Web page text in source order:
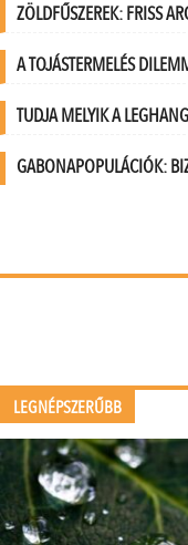
ZÖLDFŰSZEREK: FRISS
A TOJÁSTERMELÉS
TUDJA MELYIK A
GABONAPOPULÁCIÓK:
LEGNÉPSZERŰBB